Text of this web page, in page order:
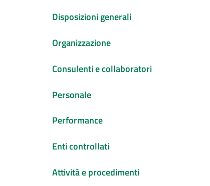
Disposizioni generali
Organizzazione
Consulenti e collaboratori
Personale
Performance
Enti controllati
Attività e procedimenti